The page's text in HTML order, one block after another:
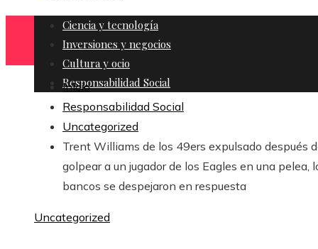
Ciencia y tecnología
Inversiones y negocios
Cultura y ocio
Responsabilidad Social
Inicio
Responsabilidad Social
Uncategorized
Trent Williams de los 49ers expulsado después
golpear a un jugador de los Eagles en una pelea,
bancos se despejaron en respuesta
Uncategorized